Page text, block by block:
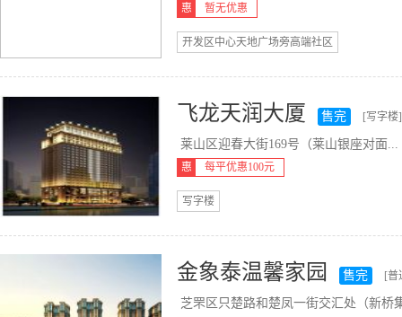
惠
暂无优惠
开发区中心天地广场旁高端社区
飞龙天润大厦 售完 [写字楼]
莱山区迎春大街169号（莱山银座对面...
惠 每平优惠100元
写字楼
金象泰温馨家园 售完 [普
芝罘区只楚路和楚凤一街交汇处（新桥